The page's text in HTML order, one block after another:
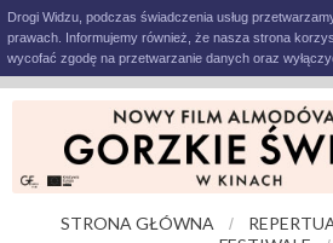
Drogi Widzu, podczas świadczenia usług
prawach. Informujemy również, że nasza strona
wycofać zgodę na przetwarzanie danych oraz
STRONA GŁÓWNA /